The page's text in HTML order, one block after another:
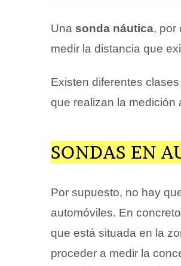
Una sonda náutica, por
medir la distancia que
Existen diferentes
que realizan la medición
SONDAS EN
Por supuesto, no hay
automóviles. En
que está situada en la
proceder a medir la